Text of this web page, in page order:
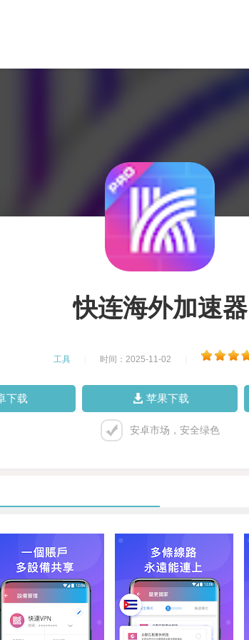
快连海外加速器
工具 时间：2025-11-02
下载 苹果下载
安卓市场，安全绿色